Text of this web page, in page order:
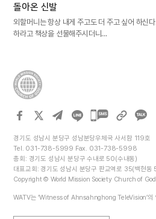
돌아온 신발
외할머니는 항상 내게 주고도 더 주고 싶어 하신
하라고 책상을 선물해주시더니…
카카
경기도 성남시 분당구 성남분당우체국 사서함 119호
Tel. 031-738-5999 Fax. 031-738-5998
총회: 경기도 성남시 분당구 수내로 50(수내동)
대표교회: 경기도 성남시 분당구 판교역로 35(백현
Copyright © World Mission Society Church of
WATV는 ‘Witness of Ahnsahnghong TeleVision’의